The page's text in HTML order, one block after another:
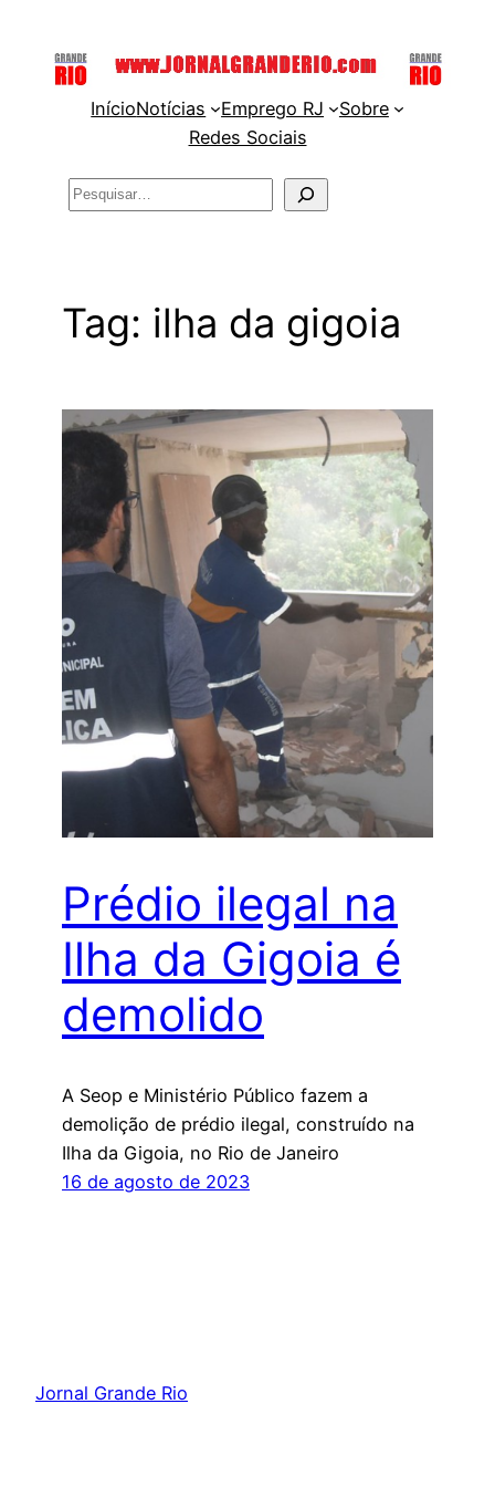
InícioNotícias Emprego RJ
Sobre
Redes Sociais
Pesquisar
Tag: ilha da gigoia
Prédio ilegal na
Ilha da Gigoia é
demolido
A Seop e Ministério Público fazem a
demolição de prédio ilegal, construído na
Ilha da Gigoia, no Rio de Janeiro
16 de agosto de 2023
Jornal Grande Rio